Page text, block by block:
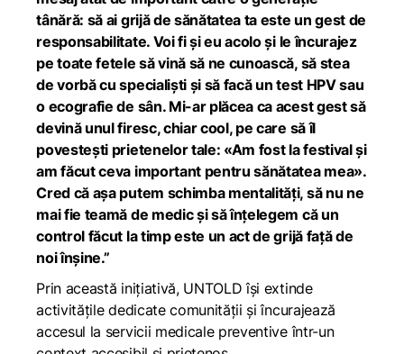
tânără: să ai grijă de sănătatea ta este un gest de
responsabilitate. Voi fi și eu acolo și le încurajez
pe toate fetele să vină să ne cunoască, să stea
de vorbă cu specialiști și să facă un test HPV sau
o ecografie de sân. Mi-ar plăcea ca acest gest să
devină unul firesc, chiar cool, pe care să îl
povestești prietenelor tale: «Am fost la festival și
am făcut ceva important pentru sănătatea mea».
Cred că așa putem schimba mentalități, să nu ne
mai fie teamă de medic și să înțelegem că un
control făcut la timp este un act de grijă față de
noi înșine.”
Prin această inițiativă, UNTOLD își extinde
activitățile dedicate comunității și încurajează
accesul la servicii medicale preventive într-un